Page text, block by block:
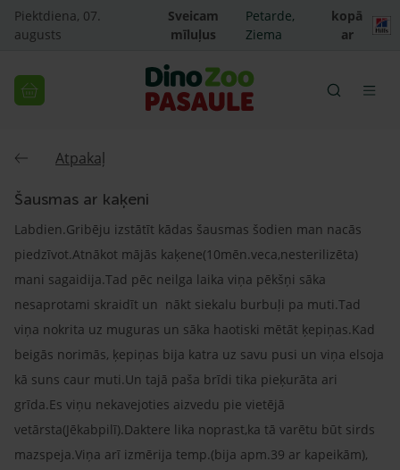
Piektdiena, 07.
augusts
Sveicam
mīluļus
Petarde,
Ziema
kopā
ar
Atpakaļ
Šausmas ar kaķeni
Labdien.Gribēju izstātīt kādas šausmas šodien man nacās
piedzīvot.Atnākot mājās kaķene(10mēn.veca,nesterilizēta)
mani sagaidija.Tad pēc neilga laika viņa pēkšņi sāka
nesaprotami skraidīt un nākt siekalu burbuļi pa muti.Tad
viņa nokrita uz muguras un sāka haotiski mētāt ķepiņas.Kad
beigās norimās, ķepiņas bija katra uz savu pusi un viņa elsoja
kā suns caur muti.Un tajā paša brīdi tika pieķurāta ari
grīda.Es viņu nekavejoties aizvedu pie vietējā
vetārsta(Jēkabpilī).Daktere lika noprast,ka tā varētu būt sirds
mazspeja.Viņa arī izmērija temp.(bija apm.39 ar kapeikām),